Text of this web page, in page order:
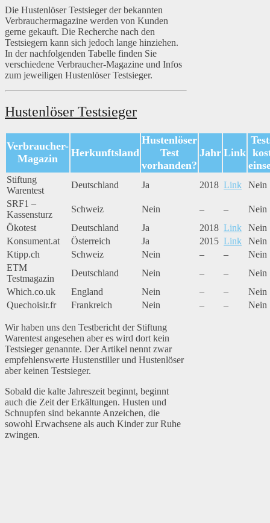
Die Hustenlöser Testsieger der bekannten
Verbrauchermagazine werden von Kunden
gerne gekauft. Die Recherche nach den
Testsiegern kann sich jedoch lange hinziehen.
In der nachfolgenden Tabelle finden Sie
verschiedene Verbraucher-Magazine und Infos
zum jeweiligen Hustenlöser Testsieger.
Hustenlöser Testsieger
Verbraucher-
Magazin
Herkunftsland
Hustenlöser
Test
vorhanden?
Jahr Link
Stiftung
Warentest
Deutschland Ja 2018 Link
Nein
SRF1 –
Kassensturz
Schweiz Nein – –
Nein
Ökotest
Deutschland Ja 2018 Link
Nein
Konsument.at
Österreich Ja 2015 Link
Nein
Ktipp.ch
Schweiz Nein – –
Nein
ETM
Testmagazin
Deutschland Nein – –
Nein
Which.co.uk
England Nein – –
Nein
Quechoisir.fr
Frankreich Nein – – Nein
Wir haben uns den Testbericht der Stiftung
Warentest angesehen aber es wird dort kein
Testsieger genannte. Der Artikel nennt zwar
empfehlenswerte Hustenstiller und Hustenlöser
aber keinen Testsieger.
Sobald die kalte Jahreszeit beginnt, beginnt
auch die Zeit der Erkältungen. Husten und
Schnupfen sind bekannte Anzeichen, die
sowohl Erwachsene als auch Kinder zur Ruhe
zwingen.